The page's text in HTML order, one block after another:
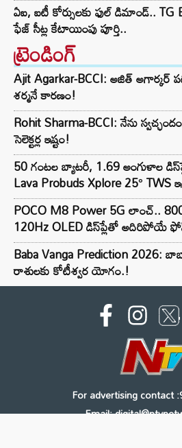
ఏఐ, ఐటీ కోర్సులకు ఫుల్ డిమాండ్.. TG
ఫేజ్ సీట్ల కేటాయింపు పూర్తి..
ట్రెండింగ్‌
Ajit Agarkar-BCCI: అజిత్ అగార్కర్
శర్మనే కారణం!
Rohit Sharma-BCCI: నేను
సెలెక్టర్ల ఇష్టం!
50 గంటల బ్యాటరీ, 1.69 అంగుళాల
Lava Probuds Xplore 25°
POCO M8 Power 5G లాంచ్..
120Hz OLED డిస్‌ప్లేతో అదిరిపోయే
Baba Vanga Prediction 2026:
రాశులకు కోటీశ్వర యోగం.!
For advertising contact
Email: